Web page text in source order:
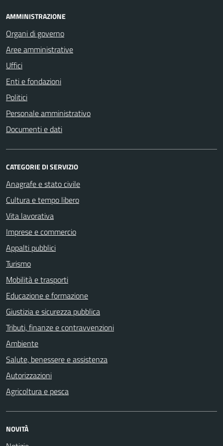
AMMINISTRAZIONE
Organi di governo
Aree amministrative
Uffici
Enti e fondazioni
Politici
Personale amministrativo
Documenti e dati
CATEGORIE DI SERVIZIO
Anagrafe e stato civile
Cultura e tempo libero
Vita lavorativa
Imprese e commercio
Appalti pubblici
Turismo
Mobilità e trasporti
Educazione e formazione
Giustizia e sicurezza pubblica
Tributi, finanze e contravvenzioni
Ambiente
Salute, benessere e assistenza
Autorizzazioni
Agricoltura e pesca
NOVITÀ